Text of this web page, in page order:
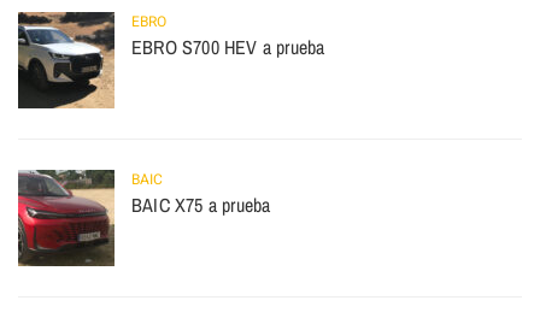
EBRO
EBRO S700 HEV a prueba
BAIC
BAIC X75 a prueba